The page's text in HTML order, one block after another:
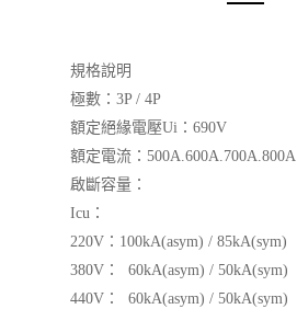
規格說明
極數：3P / 4P
額定絕緣電壓Ui：690V
額定電流：500A.600A.700A.800A
啟斷容量：
Icu：
220V：100kA(asym) / 85kA(sym)
380V： 60kA(asym) / 50kA(sym)
440V： 60kA(asym) / 50kA(sym)